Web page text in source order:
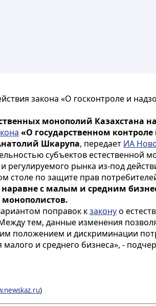
закона «О госконтроле и
монополий Казахстана
«О государственном
Шкарупа, передает ИА
субъектов
регулируемого рынка из-под
столе по защите прав
с малым и средним
поправок кзаконуо
тем, данные изменения
положением и дискриминации
и среднего бизнеса», -
)